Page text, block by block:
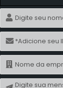
Nome
E-
mail
Nome
Mensagem